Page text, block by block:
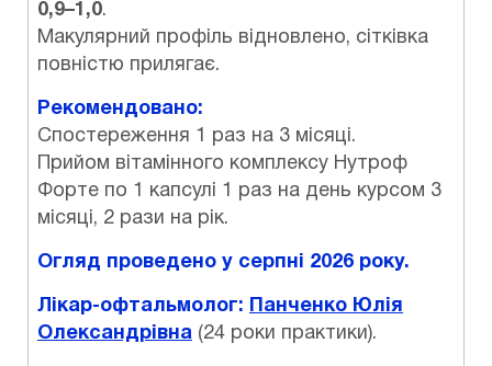
0,9–1,0.
Макулярний профіль відновлено, сітківка
повністю прилягає.
Рекомендовано:
Спостереження 1 раз на 3 місяці.
Прийом вітамінного комплексу Нутроф
Форте по 1 капсулі 1 раз на день курсом 3
місяці, 2 рази на рік.
Огляд проведено у серпні 2026 року.
Лікар-офтальмолог: Панченко Юлія
Олександрівна (24 роки практики).